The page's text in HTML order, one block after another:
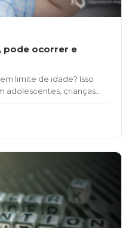
pode ocorrer e
limite de idade? Isso
crianças...